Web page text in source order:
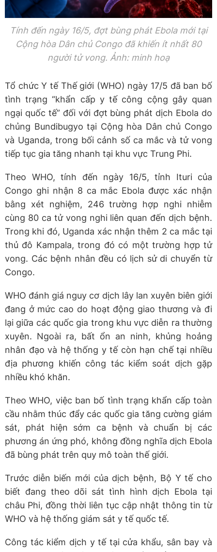
Tính đến ngày 16/5, đợt bùng phát Ebola mới tại
Cộng hòa Dân chủ Congo đã khiến ít nhất 80
người tử vong. Ảnh: minh hoạ
Tổ chức Y tế Thế giới (WHO) ngày 17/5 đã ban bố
tình trạng “khẩn cấp y tế công cộng gây quan
ngại quốc tế” đối với đợt bùng phát dịch Ebola do
chủng Bundibugyo tại Cộng hòa Dân chủ Congo
và Uganda, trong bối cảnh số ca mắc và tử vong
tiếp tục gia tăng nhanh tại khu vực Trung Phi.
Theo WHO, tính đến ngày 16/5, tỉnh Ituri của
Congo ghi nhận 8 ca mắc Ebola được xác nhận
bằng xét nghiệm, 246 trường hợp nghi nhiễm
cùng 80 ca tử vong nghi liên quan đến dịch bệnh.
Trong khi đó, Uganda xác nhận thêm 2 ca mắc tại
thủ đô Kampala, trong đó có một trường hợp tử
vong. Các bệnh nhân đều có lịch sử di chuyển từ
Congo.
WHO đánh giá nguy cơ dịch lây lan xuyên biên giới
đang ở mức cao do hoạt động giao thương và đi
lại giữa các quốc gia trong khu vực diễn ra thường
xuyên. Ngoài ra, bất ổn an ninh, khủng hoảng
nhân đạo và hệ thống y tế còn hạn chế tại nhiều
địa phương khiến công tác kiểm soát dịch gặp
nhiều khó khăn.
Theo WHO, việc ban bố tình trạng khẩn cấp toàn
cầu nhằm thúc đẩy các quốc gia tăng cường giám
sát, phát hiện sớm ca bệnh và chuẩn bị các
phương án ứng phó, không đồng nghĩa dịch Ebola
đã bùng phát trên quy mô toàn thế giới.
Trước diễn biến mới của dịch bệnh, Bộ Y tế cho
biết đang theo dõi sát tình hình dịch Ebola tại
châu Phi, đồng thời liên tục cập nhật thông tin từ
WHO và hệ thống giám sát y tế quốc tế.
Công tác kiểm dịch y tế tại cửa khẩu, sân bay và